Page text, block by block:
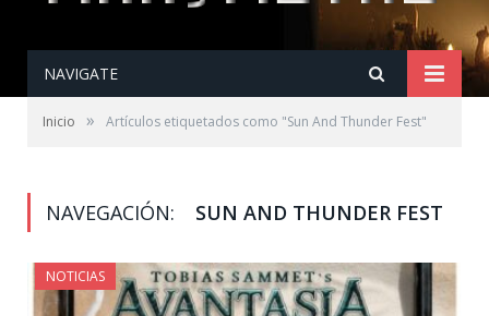
NAVIGATE
Inicio » Artículos etiquetados como "Sun And Thunder Fest"
NAVEGACIÓN: SUN AND THUNDER FEST
NOTICIAS